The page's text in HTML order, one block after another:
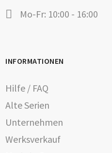
Mo-Fr: 10:00 - 16:00
INFORMATIONEN
Hilfe / FAQ
Alte Serien
Unternehmen
Werksverkauf